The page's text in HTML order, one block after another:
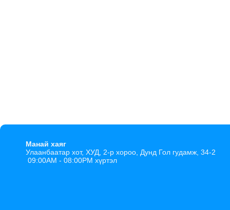
Манай хаяг
Улаанбаатар хот, ХУД, 2-р хороо, Дунд Гол гудамж, 34-2
09:00AM - 08:00PM хүртэл